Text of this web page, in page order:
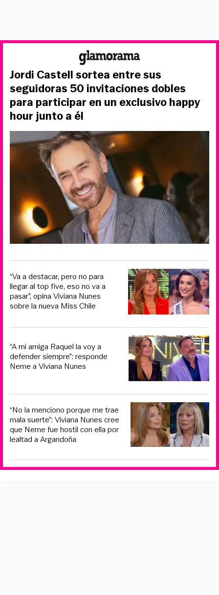
Jordi Castell sortea entre sus
seguidoras 50 invitaciones dobles
para participar en un exclusivo happy
hour junto a él
“Va a destacar, pero no para
llegar al top five, eso no va a
pasar”, opina Viviana Nunes
sobre la nueva Miss Chile
“A mi amiga Raquel la voy a
defender siempre”: responde
Neme a Viviana Nunes
“No la menciono porque me trae
mala suerte”: Viviana Nunes cree
que Neme fue hostil con ella por
lealtad a Argandoña